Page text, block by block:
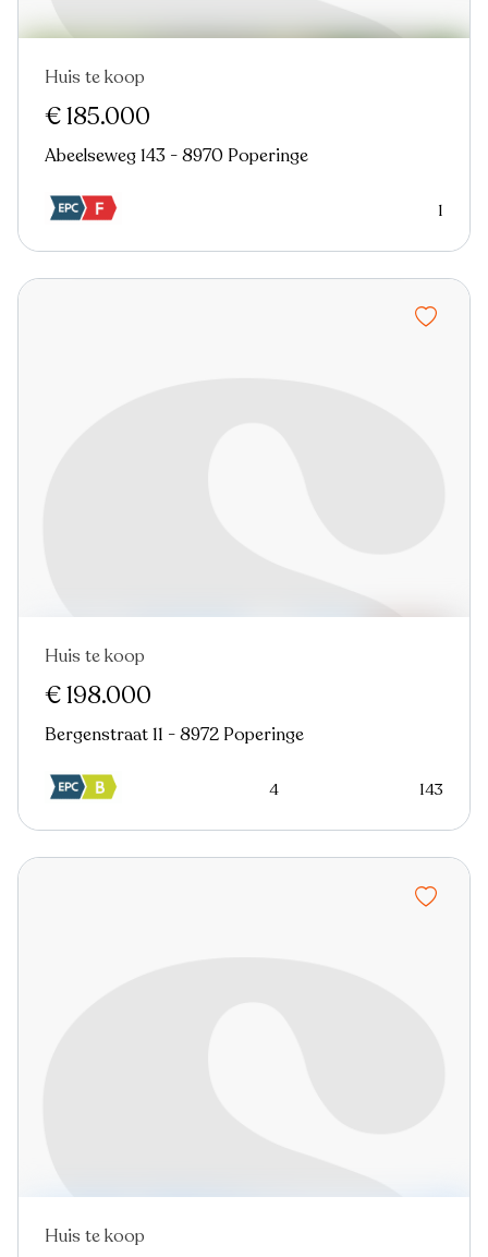
Huis te koop
€ 185.000
Abeelseweg 143 - 8970 Poperinge
1
Virtual tour
Huis te koop
€ 198.000
Bergenstraat 11 - 8972 Poperinge
4 143
Huis te koop